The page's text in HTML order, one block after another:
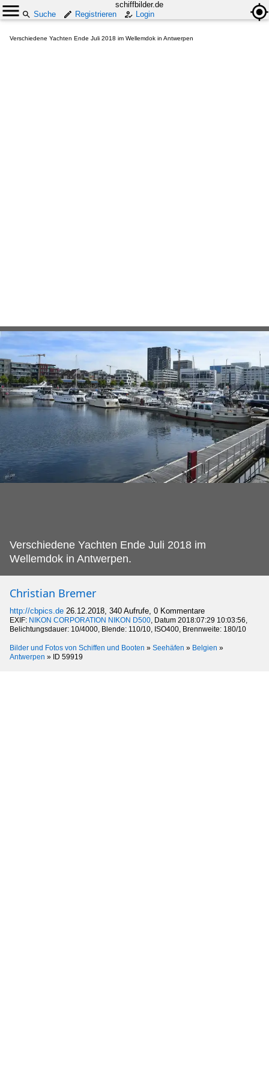
schiffbilder.de
Suche
Registrieren Login
Verschiedene Yachten Ende Juli 2018 im Wellemdok in Antwerpen
Verschiedene Yachten Ende Juli 2018 im
Wellemdok in Antwerpen.
Christian Bremer
http://cbpics.de 26.12.2018, 340 Aufrufe, 0 Kommentare
EXIF: NIKON CORPORATION NIKON D500, Datum 2018:07:29 10:03:56,
Belichtungsdauer: 10/4000, Blende: 110/10, ISO400, Brennweite: 180/10
Bilder und Fotos von Schiffen und Booten » Seehäfen » Belgien »
Antwerpen » ID 59919